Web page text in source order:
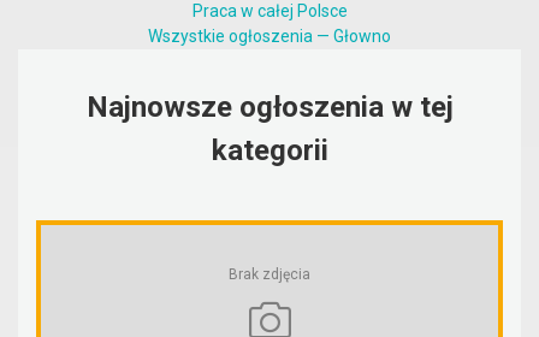
Praca w całej Polsce
Wszystkie ogłoszenia — Głowno
Najnowsze ogłoszenia w tej
kategorii
Brak zdjęcia